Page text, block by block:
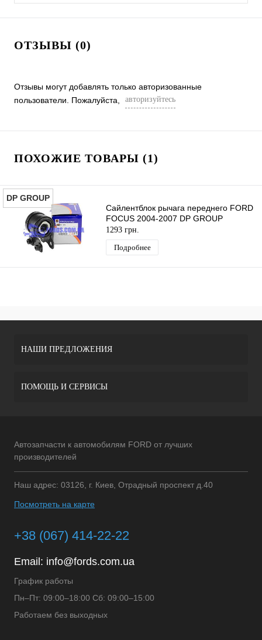
ОТЗЫВЫ (0)
Отзывы могут добавлять только авторизованные
пользователи. Пожалуйста,
авторизуйтесь
ПОХОЖИЕ ТОВАРЫ (1)
DP GROUP
Сайлентблок рычага переднего FORD
FOCUS 2004-2007 DP GROUP
1293 грн.
Подробнее
НАШИ ПРЕДЛОЖЕНИЯ
ПОМОЩЬ И СЕРВИСЫ
Автозапчасти к автомобилям FORD от лучших
производителей
Наш адрес: 03126, г. Киев, Отрадный проспект д.40
Посмотреть на карте
+38 (067) 414-22-22
Email: info@fords.com.ua
График работы
Пн–Пт: 09:00–18:00 Сб: 09:00–15:00
Работаем без выходных